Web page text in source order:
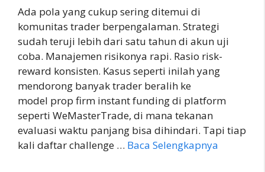
Ada pola yang cukup sering ditemui di
komunitas trader berpengalaman. Strategi
sudah teruji lebih dari satu tahun di akun uji
coba. Manajemen risikonya rapi. Rasio risk-
reward konsisten. Kasus seperti inilah yang
mendorong banyak trader beralih ke
model prop firm instant funding di platform
seperti WeMasterTrade, di mana tekanan
evaluasi waktu panjang bisa dihindari. Tapi tiap
kali daftar challenge … Baca Selengkapnya